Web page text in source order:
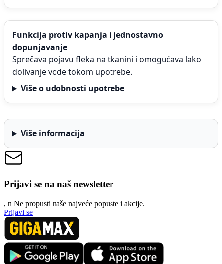
Funkcija protiv kapanja i jednostavno
dopunjavanje
Sprečava pojavu fleka na tkanini i omogućava lako
dolivanje vode tokom upotrebe.
Više o udobnosti upotrebe
Više informacija
Prijavi se na naš newsletter
, n Ne propusti naše najveće popuste i akcije.
Prijavi se